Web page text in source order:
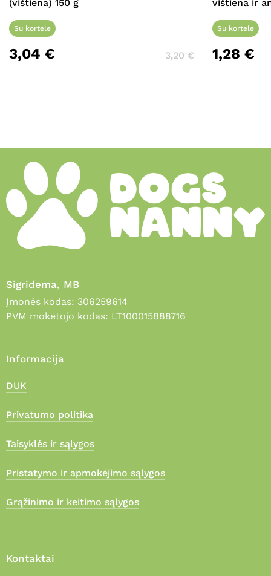
(vištiena) 150 g
Su kortele
3,04 € 3,20€
vištiena ir
Su kortele
1,28 €
Sigridema, MB
Įmonės kodas: 306259614
PVM mokėtojo kodas: LT100015888716
Informacija
DUK
Privatumo politika
Taisyklės ir sąlygos
Pristatymo ir apmokėjimo sąlygos
Grąžinimo ir keitimo sąlygos
Kontaktai